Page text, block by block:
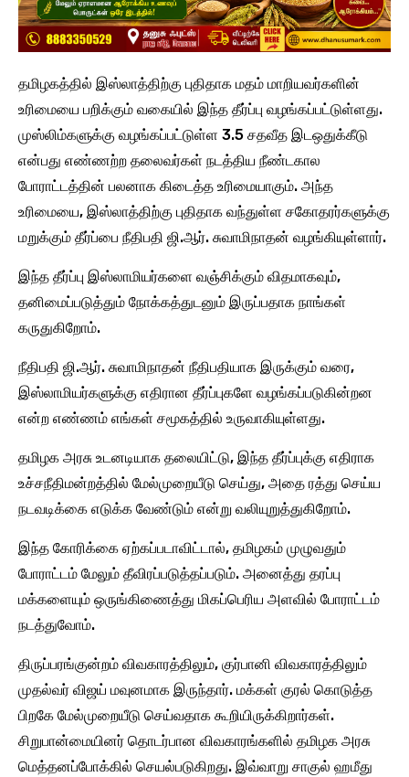
தமிழகத்தில் இஸ்லாத்திற்கு புதிதாக மதம் மாறியவர்களின்
உரிமையை பறிக்கும் வகையில் இந்த தீர்ப்பு வழங்கப்பட்டுள்ளது.
முஸ்லிம்களுக்கு வழங்கப்பட்டுள்ள 3.5 சதவீத இடஒதுக்கீடு
என்பது எண்ணற்ற தலைவர்கள் நடத்திய நீண்டகால
போராட்டத்தின் பலனாக கிடைத்த உரிமையாகும். அந்த
உரிமையை, இஸ்லாத்திற்கு புதிதாக வந்துள்ள சகோதரர்களுக்கு
மறுக்கும் தீர்ப்பை நீதிபதி ஜி.ஆர். சுவாமிநாதன் வழங்கியுள்ளார்.
இந்த தீர்ப்பு இஸ்லாமியர்களை வஞ்சிக்கும் விதமாகவும்,
தனிமைப்படுத்தும் நோக்கத்துடனும் இருப்பதாக நாங்கள்
கருதுகிறோம்.
நீதிபதி ஜி.ஆர். சுவாமிநாதன் நீதிபதியாக இருக்கும் வரை,
இஸ்லாமியர்களுக்கு எதிரான தீர்ப்புகளே வழங்கப்படுகின்றன
என்ற எண்ணம் எங்கள் சமூகத்தில் உருவாகியுள்ளது.
தமிழக அரசு உடனடியாக தலையிட்டு, இந்த தீர்ப்புக்கு எதிராக
உச்சநீதிமன்றத்தில் மேல்முறையீடு செய்து, அதை ரத்து செய்ய
நடவடிக்கை எடுக்க வேண்டும் என்று வலியுறுத்துகிறோம்.
இந்த கோரிக்கை ஏற்கப்படாவிட்டால், தமிழகம் முழுவதும்
போராட்டம் மேலும் தீவிரப்படுத்தப்படும். அனைத்து தரப்பு
மக்களையும் ஒருங்கிணைத்து மிகப்பெரிய அளவில் போராட்டம்
நடத்துவோம்.
திருப்பரங்குன்றம் விவகாரத்திலும், குர்பானி விவகாரத்திலும்
முதல்வர் விஜய் மவுனமாக இருந்தார். மக்கள் குரல் கொடுத்த
பிறகே மேல்முறையீடு செய்வதாக கூறியிருக்கிறார்கள்.
சிறுபான்மையினர் தொடர்பான விவகாரங்களில் தமிழக அரசு
மெத்தனப்போக்கில் செயல்படுகிறது. இவ்வாறு சாகுல் ஹமீது